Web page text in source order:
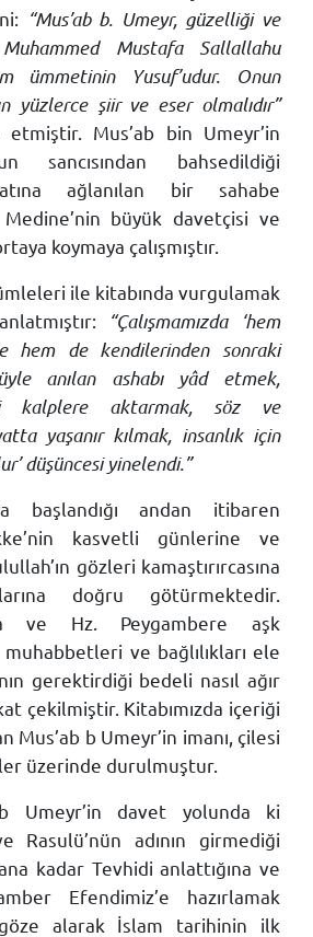
“Mus’ab b. Umeyr, güzelliği ve
Mustafa Sallallahu
ümmetinin Yusuf’udur. Onun
yüzlerce şiir ve eser olmalıdır”
Mus’ab bin Umeyr’in
sancısından bahsedildiği
ağlanılan bir sahabe
büyük davetçisi ve
koymaya çalışmıştır.
ile kitabında vurgulamak
“Çalışmamızda ‘hem
hem de kendilerinden sonraki
anılan ashabı yâd etmek,
kalplere aktarmak, söz ve
yaşanır kılmak, insanlık için
düşüncesi yinelendi.”
başlandığı andan itibaren
kasvetli günlerine ve
gözleri kamaştırırcasına
doğru götürmektedir.
ve Hz. Peygambere aşk
ve bağlılıkları ele
gerektirdiği bedeli nasıl ağır
çekilmiştir. Kitabımızda içeriği
Mus’ab b Umeyr’in imanı, çilesi
üzerinde durulmuştur.
Umeyr’in davet yolunda ki
Rasulü’nün adının girmediği
kadar Tevhidi anlattığına ve
Efendimiz’e hazırlamak
alarak İslam tarihinin ilk